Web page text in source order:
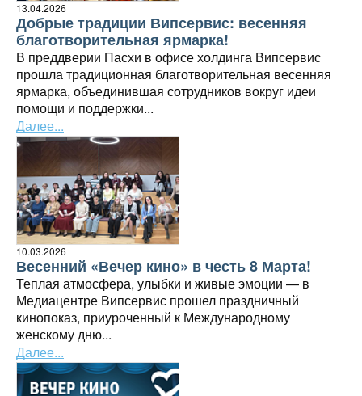
Добрые традиции Випсервис: весенняя
благотворительная ярмарка!
В преддверии Пасхи в офисе холдинга Випсервис
прошла традиционная благотворительная весенняя
ярмарка, объединившая сотрудников вокруг идеи
помощи и поддержки...
13.04.2026
Далее...
Весенний «Вечер кино» в честь 8 Марта!
Теплая атмосфера, улыбки и живые эмоции — в
Медиацентре Випсервис прошел праздничный
кинопоказ, приуроченный к Международному
женскому дню...
10.03.2026
Далее...